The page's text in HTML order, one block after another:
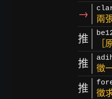
→ 兩
推 ［
推 徵
推 徵